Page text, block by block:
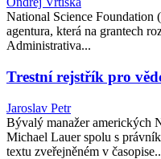
National Science Foundation
agentura, která na grantech
Administrativa...
Trestní rejstřík pro
Jaroslav Petr
Bývalý manažer amerických
Michael Lauer spolu s
textu zveřejněném v